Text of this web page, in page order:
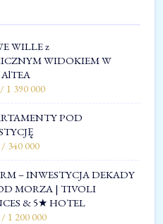
WILLE z
WIDOKIEM W
1 390 000
POD
340 000
– INWESTYCJA DEKADY
MORZA | TIVOLI
& 5★ HOTEL
1 200 000